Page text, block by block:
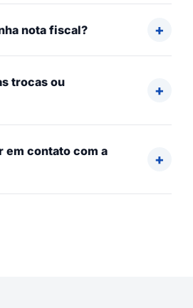
nota fiscal?
trocas ou
em contato com a